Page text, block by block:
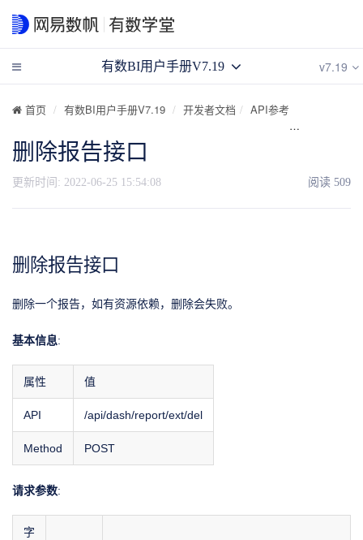
首页 有数BI用户手册V7.19 开发者文档 API参考
删除报告接⼝
更新时间: 2022-06-25 15:54:08 阅读 509
删除报告接口
删除一个报告，如有资源依赖，删除会失败。
基本信息:
属性 值
API /api/dash/report/ext/del
Method POST
请求参数:
字
有数BI用户手册V7.19 v7.19